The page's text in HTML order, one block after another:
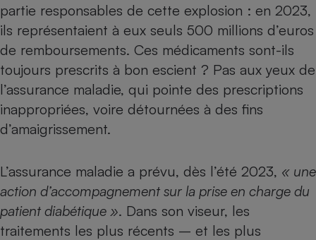
partie responsables de cette explosion : en 2023,
ils représentaient à eux seuls 500 millions d’euros
de remboursements. Ces médicaments sont-ils
toujours prescrits à bon escient ? Pas aux yeux de
l’assurance maladie, qui pointe des prescriptions
inappropriées, voire détournées à des fins
d’amaigrissement.
L’assurance maladie a prévu, dès l’été 2023, « une
action d’accompagnement sur la prise en charge du
patient diabétique ». Dans son viseur, les
traitements les plus récents – et les plus
Téléphone mobile -
Smartphone
Radiateur électrique
Climatiseur -
Ventilateur